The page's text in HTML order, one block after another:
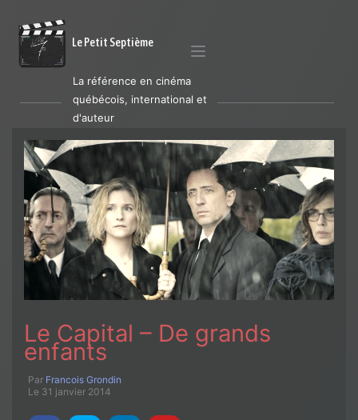
Le Petit Septième
La référence en cinéma
québécois, international et
d'auteur
Le Capital – De grands
enfants
Par Francois Grondin
Le 31 janvier 2014